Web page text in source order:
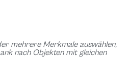
mehrere Merkmale auswählen,
nach Objekten mit gleichen